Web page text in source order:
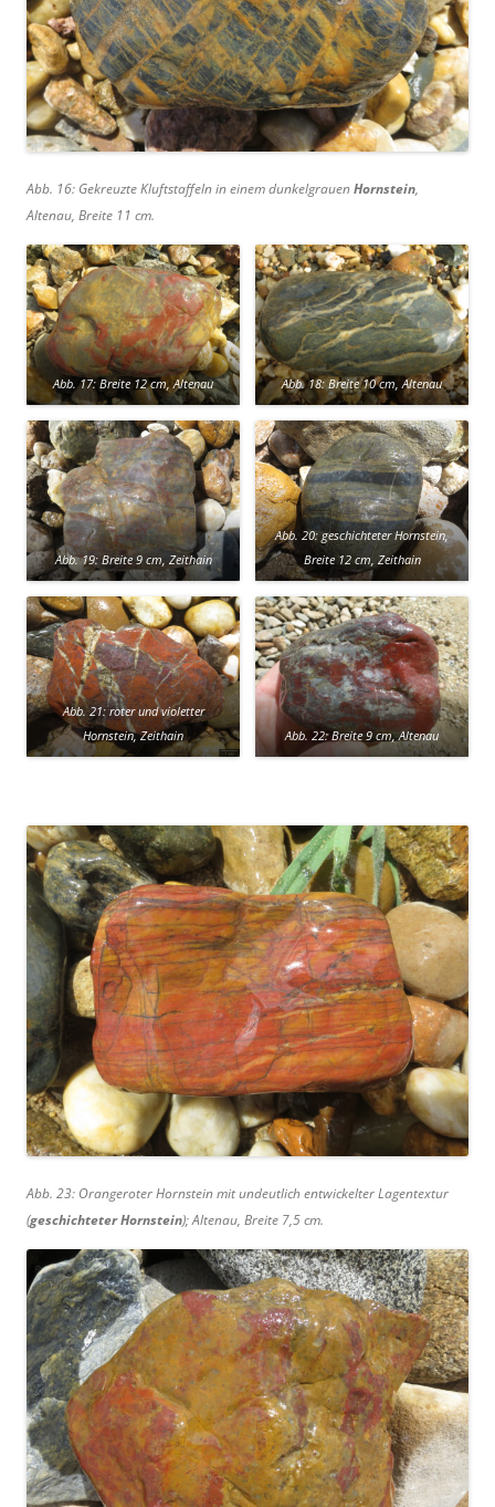
Abb. 16: Gekreuzte Kluftstaffeln in einem dunkelgrauenHornstein,
Altenau, Breite 11 cm.
Abb. 17: Breite 12 cm, Altenau Abb. 18: Breite 10 cm, Altenau
Abb. 19: Breite 9 cm, Zeithain
Abb. 20: geschichteter Hornstein,
Breite 12 cm, Zeithain
Abb. 21: roter und violetter
Hornstein, Zeithain
Abb. 22: Breite 9 cm, Altenau
Abb. 23: Orangeroter Hornstein mit undeutlich entwickelter Lagentextur
(geschichteter Hornstein); Altenau, Breite 7,5 cm.